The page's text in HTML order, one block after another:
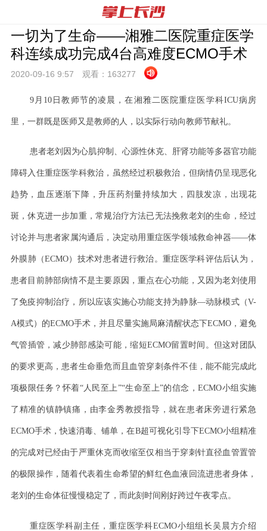
一切为了生命——湘雅二医院重症医学
科连续成功完成4台高难度ECMO手术
2020-09-16 9:57 观看： 163277
9月10日教师节的凌晨，在湘雅二医院重症医学科ICU病房
里，一群既是医师又是教师的人，以实际行动向教师节献礼。
患者老刘因为心肌抑制、心源性休克、肝肾功能等多器官功能
障碍入住重症医学科救治，虽然经过积极救治，但病情仍呈现恶化
趋势，血压逐渐下降，升压药剂量持续加大，四肢发凉，出现花
斑，休克进一步加重，常规治疗方法已无法挽救老刘的生命，经过
讨论并与患者家属沟通后，决定动用重症医学领域救命神器——体
外膜肺（ECMO）技术对患者进行救治。重症医学科评估后认为，
患者目前肺部病情不是主要原因，重点在心功能，又因为老刘使用
了免疫抑制治疗，所以应该实施心功能支持为静脉—动脉模式（V-
A模式）的ECMO手术，并且尽量实施局麻清醒状态下ECMO，避免
气管插管，减少肺部感染可能，缩短ECMO留置时间。但这对团队
的要求更高，患者生命垂危而且血管穿刺条件不佳，能不能完成此
项极限任务？怀着“人民至上”“生命至上”的信念，ECMO小组实施
了精准的镇静镇痛，由李金秀教授指导，就在患者床旁进行紧急
ECMO手术，快速消毒、铺单，在B超可视化引导下ECMO小组精准
的完成对已经由于严重休克而收缩至仅相当于穿刺针直径血管置管
的极限操作，随着代表着生命希望的鲜红色血液回流进患者身体，
老刘的生命体征慢慢稳定了，而此刻时间刚好跨过午夜零点。
重症医学科副主任，重症医学科ECMO小组组长吴晨方介绍